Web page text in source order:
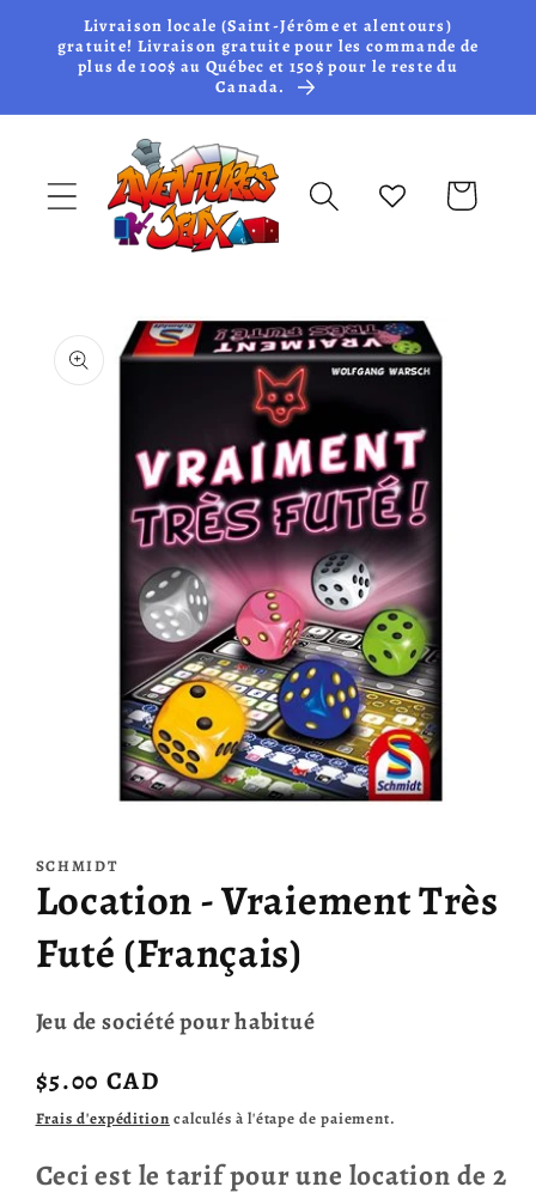
et passer
au
contenu
Livraison locale (Saint-Jérôme et alentours)
gratuite! Livraison gratuite pour les commande de
plus de 100$ au Québec et 150$ pour le reste du
Canada.
Panier
Passer aux
informations
produits
1
dans
une
fenêtre
modale
SCHMIDT
Location - Vraiement Très
Futé (Français)
Jeu de société pour habitué
Prix
habituel
$5.00 CAD
Frais d'expédition calculés à l'étape de paiement.
Ceci est le tarif pour une location de 2